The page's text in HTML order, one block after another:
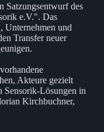
Satzungsentwurf des
e.V.". Das
Unternehmen und
Transfer neuer
Akteure gezielt
Sensorik-Lösungen in
Kirchbuchner,